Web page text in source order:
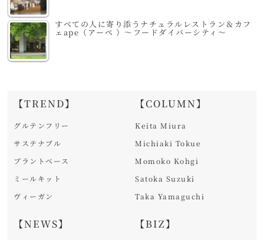
すべての人に寄り添うナチュラルレストラン＆カフ
ェape（アーペ ）～フードダイバーシティ～
【TREND】
グルテンフリー
サステナブル
プラントベース
ミールキット
ヴィーガン
【NEWS】
【COLUMN】
Keita Miura
Michiaki Tokue
Momoko Kohgi
Satoka Suzuki
Taka Yamaguchi
【BIZ】